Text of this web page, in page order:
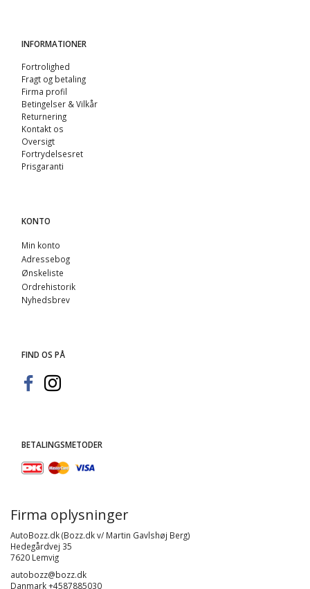
INFORMATIONER
Fortrolighed
Fragt og betaling
Firma profil
Betingelser & Vilkår
Returnering
Kontakt os
Oversigt
Fortrydelsesret
Prisgaranti
KONTO
Min konto
Adressebog
Ønskeliste
Ordrehistorik
Nyhedsbrev
FIND OS PÅ
BETALINGSMETODER
Firma oplysninger
AutoBozz.dk (Bozz.dk v/ Martin Gavlshøj Berg)
Hedegårdvej 35
7620 Lemvig
autobozz@bozz.dk
Danmark +4587885030